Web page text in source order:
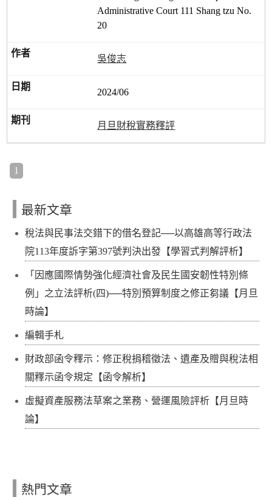
Administrative Court 111 Shang tzu No.
20
吳俊志
2024/06
月旦財稅實務釋評
1
最新文章
稅法與民事法交錯下的借名登記──以高雄高等行政法
院113年度訴字第397號判決出發【學習式判解評析】
「因應國際情勢強化經濟社會及民生國安韌性特別條
例」之立法評析(四)──特別預算制度之修正芻議【月旦
時論】
編輯手札
財政部函令釋示：修正稅捐稽徵法、遺產及贈與稅法相
關釋示函令規定【函令解析】
虛擬資產服務法草案之業務、營運風險評析【月旦時
論】
熱門文章